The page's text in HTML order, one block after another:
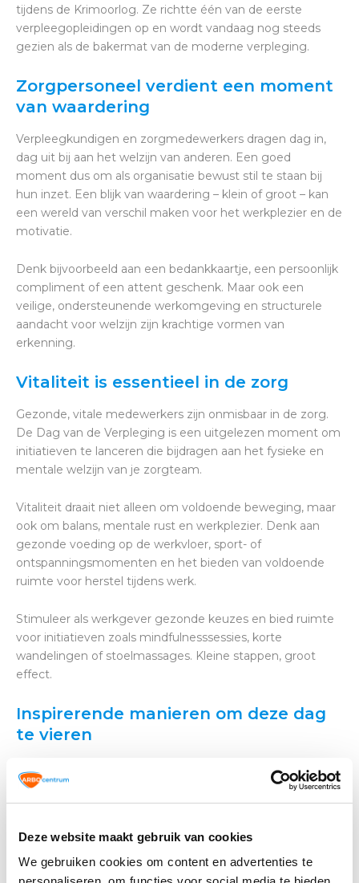
Deze website maakt gebruik van cookies
We gebruiken cookies om content en advertenties te
tijdens de Krimoorlog. Ze richtte één van de eerste
verpleegopleidingen op en wordt vandaag nog steeds
gezien als de bakermat van de moderne verpleging.
Zorgpersoneel verdient een moment
van waardering
Verpleegkundigen en zorgmedewerkers dragen dag in,
dag uit bij aan het welzijn van anderen. Een goed
moment dus om als organisatie bewust stil te staan bij
hun inzet. Een blijk van waardering – klein of groot – kan
een wereld van verschil maken voor het werkplezier en de
motivatie.
Denk bijvoorbeeld aan een bedankkaartje, een persoonlijk
compliment of een attent geschenk. Maar ook een
veilige, ondersteunende werkomgeving en structurele
aandacht voor welzijn zijn krachtige vormen van
erkenning.
Vitaliteit is essentieel in de zorg
Gezonde, vitale medewerkers zijn onmisbaar in de zorg.
De Dag van de Verpleging is een uitgelezen moment om
initiatieven te lanceren die bijdragen aan het fysieke en
mentale welzijn van je zorgteam.
Vitaliteit draait niet alleen om voldoende beweging, maar
ook om balans, mentale rust en werkplezier. Denk aan
gezonde voeding op de werkvloer, sport- of
ontspanningsmomenten en het bieden van voldoende
ruimte voor herstel tijdens werk.
Stimuleer als werkgever gezonde keuzes en bied ruimte
voor initiatieven zoals mindfulnesssessies, korte
wandelingen of stoelmassages. Kleine stappen, groot
effect.
Inspirerende manieren om deze dag
te vieren
Ben je op zoek naar manieren om de Dag van de
Verpleging op een betekenisvolle manier te vieren binnen
jouw organisatie? Hieronder een aantal inspirerende
Organiseer een teambuildingsactiviteit om
verbinding te versterken.